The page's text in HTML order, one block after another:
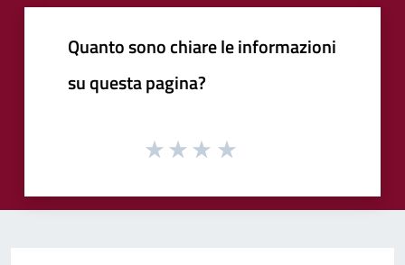
Quanto sono chiare le informazioni
su questa pagina?